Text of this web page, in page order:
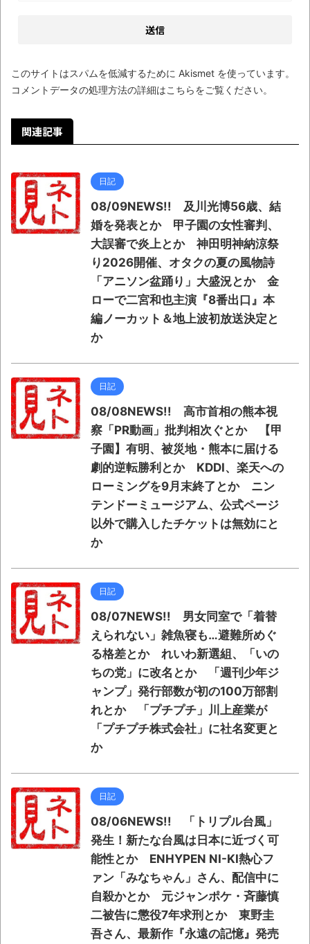
このサイトはスパムを低減するために Akismet を使っています。
コメントデータの処理方法の詳細はこちらをご覧ください。
関連記事
日記
08/09NEWS!! 及川光博56歳、結
婚を発表とか 甲子園の女性審判、
大誤審で炎上とか 神田明神納涼祭
り2026開催、オタクの夏の風物詩
「アニソン盆踊り」大盛況とか 金
ローで二宮和也主演『8番出口』本
編ノーカット＆地上波初放送決定と
か
日記
08/08NEWS!! 高市首相の熊本視
察「PR動画」批判相次ぐとか 【甲
子園】有明、被災地・熊本に届ける
劇的逆転勝利とか KDDI、楽天への
ローミングを9月末終了とか ニン
テンドーミュージアム、公式ページ
以外で購入したチケットは無効にと
か
日記
08/07NEWS!! 男女同室で「着替
えられない」雑魚寝も…避難所めぐ
る格差とか れいわ新選組、「いの
ちの党」に改名とか 「週刊少年ジ
ャンプ」発行部数が初の100万部割
れとか 「プチプチ」川上産業が
「プチプチ株式会社」に社名変更と
か
日記
08/06NEWS!! 「トリプル台風」
発生！新たな台風は日本に近づく可
能性とか ENHYPEN NI-KI熱心フ
ァン「みなちゃん」さん、配信中に
自殺かとか 元ジャンポケ・斉藤慎
二被告に懲役7年求刑とか 東野圭
吾さん、最新作『永遠の記憶』発売